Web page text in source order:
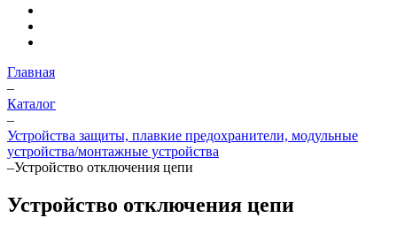
Главная
–
Каталог
–
Устройства защиты, плавкие предохранители, модульные
устройства/монтажные устройства
–Устройство отключения цепи
Устройство отключения цепи